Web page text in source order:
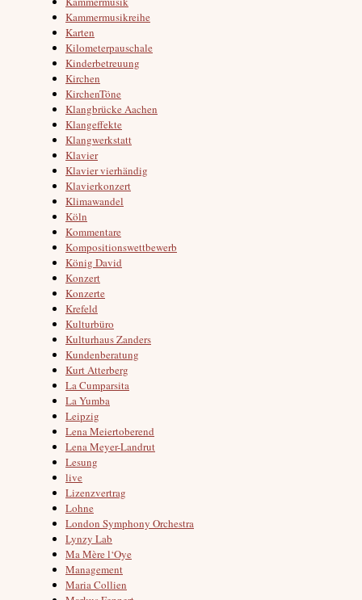
Kammermusikreihe
Karten
Kilometerpauschale
Kinderbetreuung
Kirchen
KirchenTöne
Klangbrücke Aachen
Klangeffekte
Klangwerkstatt
Klavier
Klavier vierhändig
Klavierkonzert
Klimawandel
Köln
Kommentare
Kompositionswettbewerb
König David
Konzert
Konzerte
Krefeld
Kulturbüro
Kulturhaus Zanders
Kundenberatung
Kurt Atterberg
La Cumparsita
La Yumba
Leipzig
Lena Meiertoberend
Lena Meyer-Landrut
Lesung
live
Lizenzvertrag
Lohne
London Symphony Orchestra
Lynzy Lab
Ma Mère l‘Oye
Management
Maria Collien